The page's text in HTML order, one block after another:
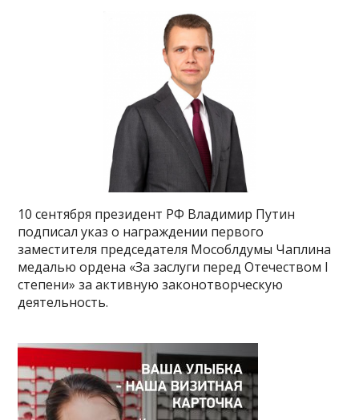
10 сентября президент РФ Владимир Путин
подписал указ о награждении первого
заместителя председателя Мособлдумы Чаплина
медалью ордена «За заслуги перед Отечеством I
степени» за активную законотворческую
деятельность.